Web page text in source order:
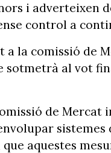
i adverteixen
control a
a la comissió de
sotmetrà al vot
de Mercat
aquestes